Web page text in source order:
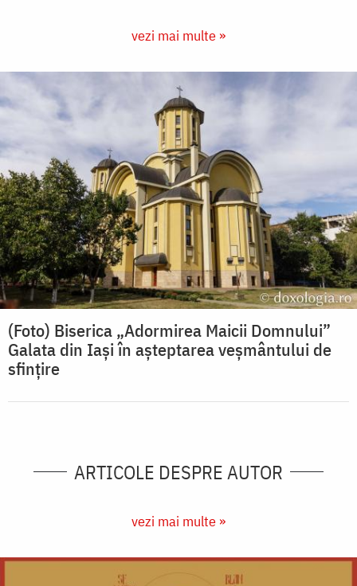
vezi mai multe »
(Foto) Biserica „Adormirea Maicii Domnului”
Galata din Iași în așteptarea veșmântului de
sfințire
ARTICOLE DESPRE AUTOR
vezi mai multe »